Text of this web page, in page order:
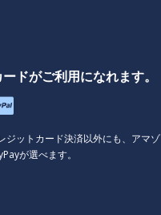
ドがご利用になれます。
ジットカード決済以外にも、アマゾ
が選べます。